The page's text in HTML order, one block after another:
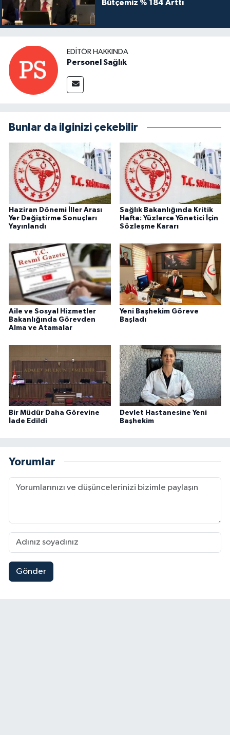
Bütçemiz % 184 Arttı
EDITÖR HAKKINDA
Personel Sağlık
Bunlar da ilginizi çekebilir
Haziran Dönemi İller Arası
Yer Değiştirme Sonuçları
Yayınlandı
Sağlık Bakanlığında Kritik
Hafta: Yüzlerce Yönetici İçin
Sözleşme Kararı
Aile ve Sosyal Hizmetler
Bakanlığında Görevden
Alma ve Atamalar
Yeni Başhekim Göreve
Başladı
Bir Müdür Daha Görevine
İade Edildi
Devlet Hastanesine Yeni
Başhekim
Yorumlar
Gönder